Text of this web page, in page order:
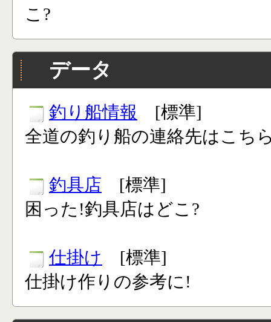
こ?
データ
釣り船情報 [標準]
全道の釣り船の連絡先はこち
釣具店 [標準]
困った!釣具店はどこ?
仕掛け [標準]
仕掛け作りの参考に!